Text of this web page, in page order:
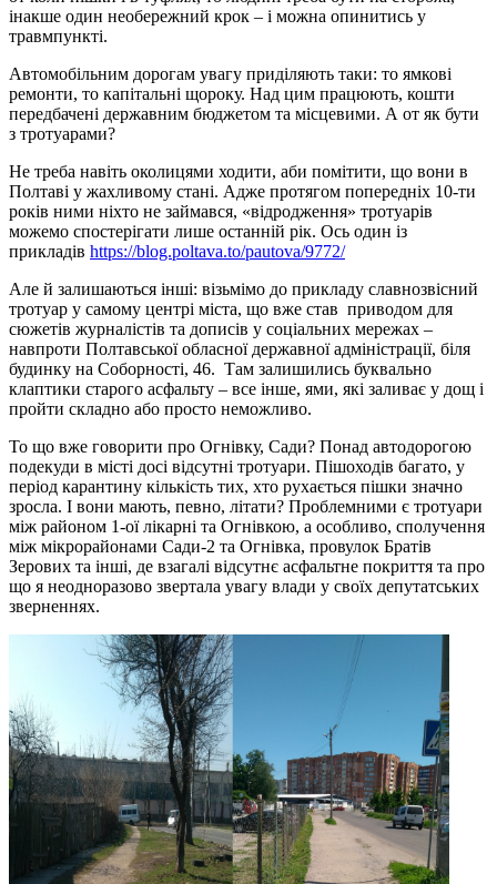
інакше один необережний крок – і можна опинитись у
травмпункті.
Автомобільним дорогам увагу приділяють таки: то ямкові
ремонти, то капітальні щороку. Над цим працюють, кошти
передбачені державним бюджетом та місцевими. А от як бути
з тротуарами?
Не треба навіть околицями ходити, аби помітити, що вони в
Полтаві у жахливому стані. Адже протягом попередніх 10-ти
років ними ніхто не займався, «відродження» тротуарів
можемо спостерігати лише останній рік. Ось один із
прикладів https://blog.poltava.to/pautova/9772/
Але й залишаються інші: візьмімо до прикладу славнозвісний
тротуар у самому центрі міста, що вже став приводом для
сюжетів журналістів та дописів у соціальних мережах –
навпроти Полтавської обласної державної адміністрації, біля
будинку на Соборності, 46. Там залишились буквально
клаптики старого асфальту – все інше, ями, які заливає у дощ і
пройти складно або просто неможливо.
То що вже говорити про Огнівку, Сади? Понад автодорогою
подекуди в місті досі відсутні тротуари. Пішоходів багато, у
період карантину кількість тих, хто рухається пішки значно
зросла. І вони мають, певно, літати? Проблемними є тротуари
між районом 1-ої лікарні та Огнівкою, а особливо, сполучення
між мікрорайонами Сади-2 та Огнівка, провулок Братів
Зерових та інші, де взагалі відсутнє асфальтне покриття та про
що я неодноразово звертала увагу влади у своїх депутатських
зверненнях.